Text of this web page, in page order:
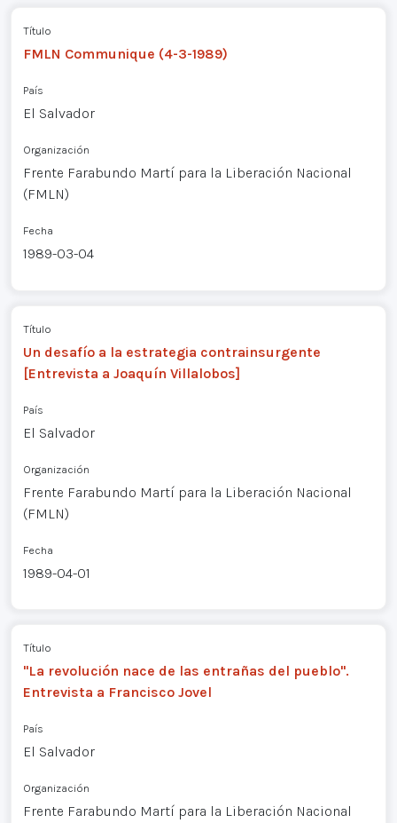
Título
FMLN Communique (4-3-1989)
País
El Salvador
Organización
Frente Farabundo Martí para la Liberación Nacional
(FMLN)
Fecha
1989-03-04
Título
Un desafío a la estrategia contrainsurgente
[Entrevista a Joaquín Villalobos]
País
El Salvador
Organización
Frente Farabundo Martí para la Liberación Nacional
(FMLN)
Fecha
1989-04-01
Título
"La revolución nace de las entrañas del pueblo".
Entrevista a Francisco Jovel
País
El Salvador
Organización
Frente Farabundo Martí para la Liberación Nacional